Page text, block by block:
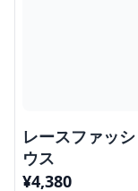
レースファッ
ウス
¥4,380